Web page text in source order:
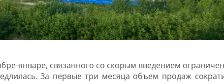
январе, связанного со скорым введением
За первые три месяца объем продаж